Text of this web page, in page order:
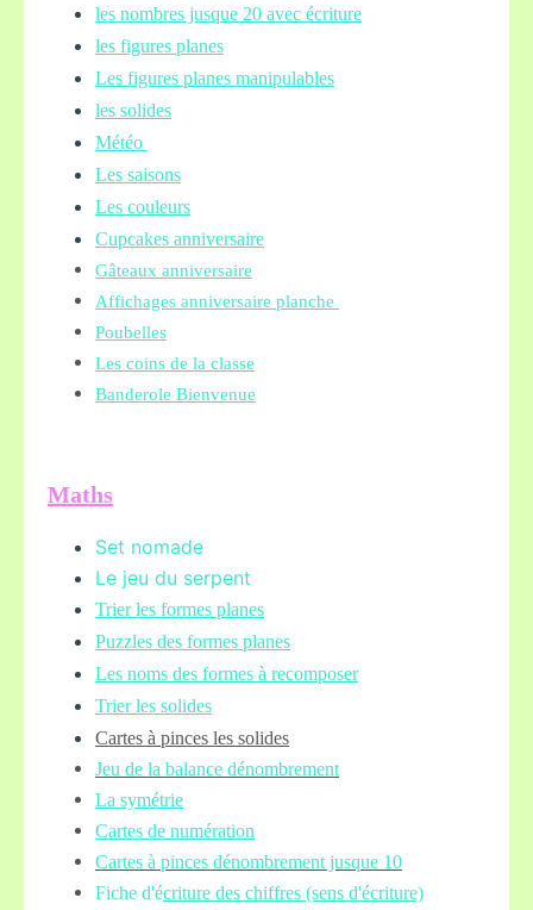
les nombres jusque 20 avec écriture
les figures planes
Les figures planes manipulables
les solides
Météo
Les saisons
Les couleurs
Cupcakes anniversaire
Gâteaux anniversaire
Affichages anniversaire planche
Poubelles
Les coins de la classe
Banderole Bienvenue
Maths
Set nomade
Le jeu du serpent
Trier les formes planes
Puzzles des formes planes
Les noms des formes à recomposer
Trier les solides
Cartes à pinces les solides
Jeu de la balance dénombrement
La symétrie
Cartes de numération
Cartes à pinces dénombrement jusque 10
Fiche d'écriture des chiffres (sens d'écriture)